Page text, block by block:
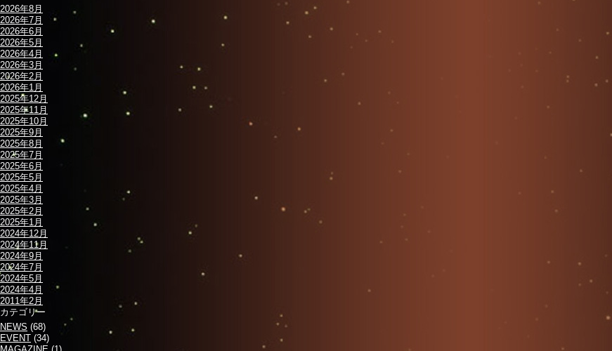
2026年8月
2026年7月
2026年6月
2026年5月
2026年4月
2026年3月
2026年2月
2026年1月
2025年12月
2025年11月
2025年10月
2025年9月
2025年8月
2025年7月
2025年6月
2025年5月
2025年4月
2025年3月
2025年2月
2025年1月
2024年12月
2024年11月
2024年9月
2024年7月
2024年5月
2024年4月
2011年2月
カテゴリー
NEWS (68)
EVENT (34)